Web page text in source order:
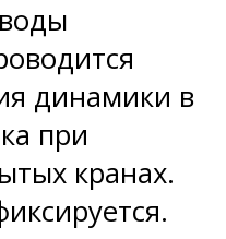
динамики в
при
кранах.